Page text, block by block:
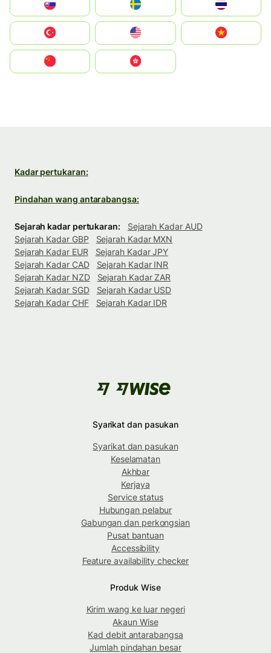
United States
中國香港特別行政區
Kadar pertukaran:
Pindahan wang antarabangsa:
Sejarah kadar pertukaran:
Sejarah Kadar AUD
Sejarah Kadar GBP
Sejarah Kadar MXN
Sejarah Kadar EUR
Sejarah Kadar JPY
Sejarah Kadar CAD
Sejarah Kadar INR
Sejarah Kadar NZD
Sejarah Kadar ZAR
Sejarah Kadar SGD
Sejarah Kadar USD
Sejarah Kadar CHF
Sejarah Kadar IDR
Syarikat dan pasukan
Syarikat dan pasukan
Keselamatan
Akhbar
Kerjaya
Service status
Hubungan pelabur
Gabungan dan perkongsian
Pusat bantuan
Accessibility
Feature availability checker
Produk Wise
Kirim wang ke luar negeri
Akaun Wise
Kad debit antarabangsa
Jumlah pindahan besar